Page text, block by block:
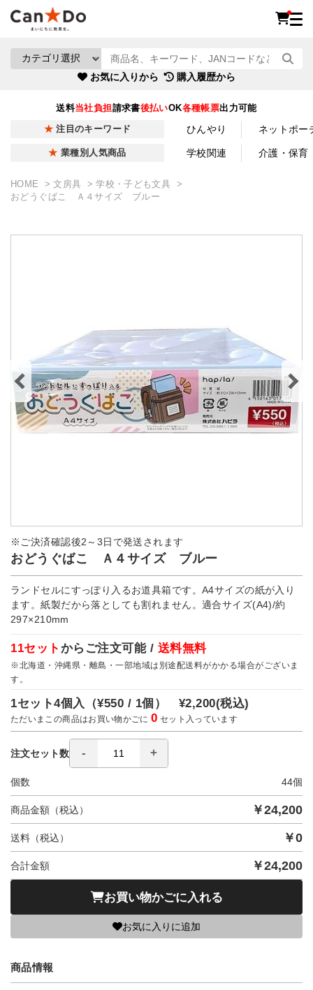
お気に入りから 購入履歴から
送料当社負担請求書後払いOK各種帳票出力可能
注目のキーワード ひんやり ネットポー
業種別人気商品 学校関連 介護・保育
HOME 文房具
学校・子ども文具
おどうぐばこ Ａ４サイズ ブルー
※ご決済確認後2～3日で発送されます
おどうぐばこ Ａ４サイズ ブルー
ランドセルにすっぽり入るお道具箱です。A4サイズの紙が入り
ます。紙製だから落としても割れません。適合サイズ(A4)/約
297×210mm
11セット からご注文可能 / 送料無料
※北海道・沖縄県・離島・一部地域は別途配送料がかかる場合がございま
す。
1セット4個入（¥550 / 1個） ¥2,200(税込)
ただいまこの商品はお買い物かごに0 セット入っています
注文セット数
個数 44個
商品金額（税込） ￥24,200
送料（税込） ￥0
合計金額 ￥24,200
お買い物かごに入れる
お気に入りに追加
商品情報